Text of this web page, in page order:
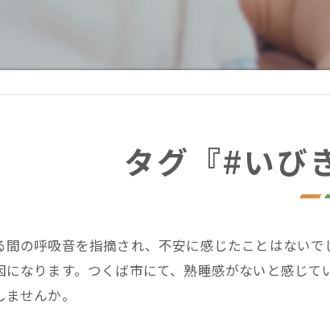
疲れの謎解きプログラム
医療アートメイク
タグ『#いび
間の呼吸音を指摘され、不安に感じたことはない
なります。つくば市にて、熟睡感がないと感じ
せんか。